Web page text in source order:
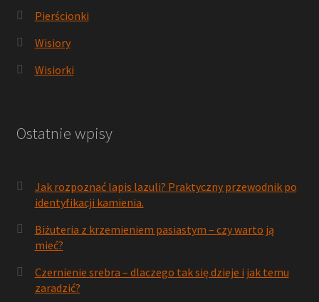
Pierścionki
Wisiory
Wisiorki
Ostatnie wpisy
Jak rozpoznać lapis lazuli? Praktyczny przewodnik po
identyfikacji kamienia.
Biżuteria z krzemieniem pasiastym – czy warto ją
mieć?
Czernienie srebra – dlaczego tak się dzieje i jak temu
zaradzić?